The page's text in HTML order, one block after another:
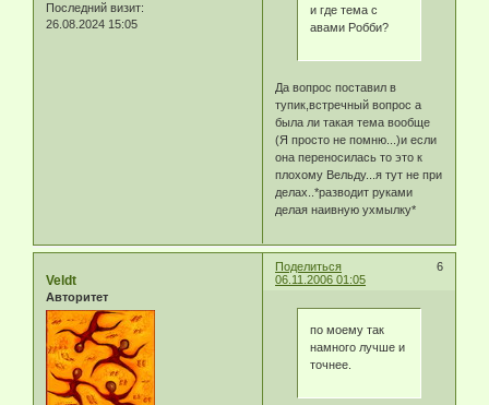
Последний визит:
26.08.2024 15:05
и где тема с
авами Робби?
Да вопрос поставил в
тупик,встречный вопрос а
была ли такая тема вообще
(Я просто не помню...)и если
она переносилась то это к
плохому Вельду...я тут не при
делах..*разводит руками
делая наивную ухмылку*
Поделиться
6
06.11.2006 01:05
Veldt
Авторитет
по моему так
намного лучше и
точнее.